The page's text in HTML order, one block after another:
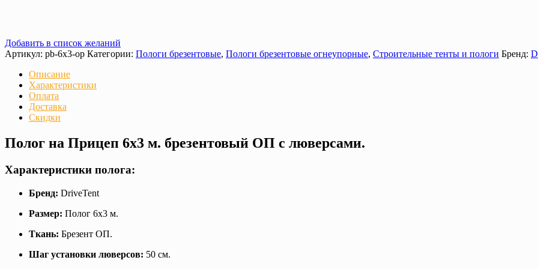
Добавить в список желаний
Артикул: pb-6x3-op Категории: Пологи брезентовые, Пологи брезентовые огнеупорные, Строительные тенты и пологи Бренд:
Описание
Характеристики
Оплата
Доставка
Скидки
Полог на Прицеп 6х3 м. брезентовый ОП с люверсами.
Характеристики полога:
Бренд: DriveTent
Размер: Полог 6х3 м.
Ткань: Брезент ОП.
Шаг установки люверсов: 50 см.